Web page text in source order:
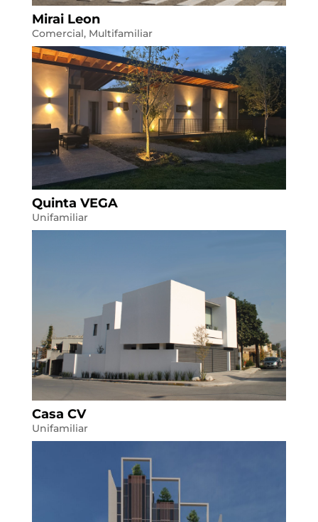
Mirai Leon
Comercial, Multifamiliar
Quinta VEGA
Unifamiliar
Casa CV
Unifamiliar